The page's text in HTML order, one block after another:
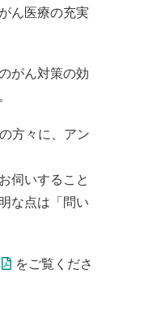
ん医療の充実
がん対策の効
方々に、アン
伺いすること
な点は「問い
をご覧くださ